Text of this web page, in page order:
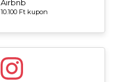
Airbnb
10.100 Ft kupon